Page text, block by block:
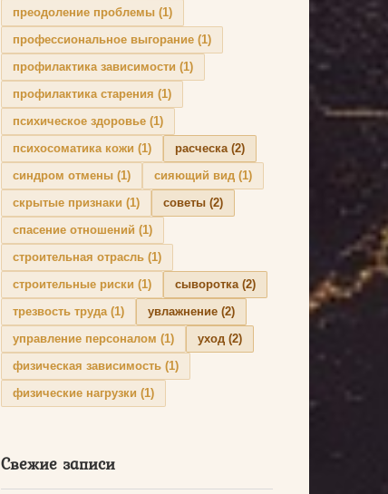
преодоление проблемы (1)
профессиональное выгорание (1)
профилактика зависимости (1)
профилактика старения (1)
психическое здоровье (1)
психосоматика кожи (1) расческа(2)
синдром отмены (1) сияющий вид (1)
скрытые признаки (1) советы (2)
спасение отношений (1)
строительная отрасль (1)
строительные риски (1) сыворотка(2)
трезвость труда(1) увлажнение (2)
управление персоналом (1) уход (2)
физическая зависимость (1)
физические нагрузки (1)
Свежие записи